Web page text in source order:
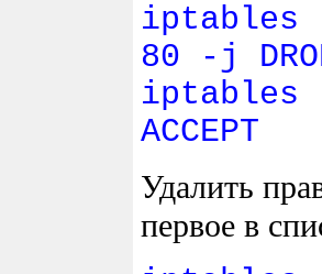
iptables
80 -j
iptables
ACCEPT
Удалить
первое в